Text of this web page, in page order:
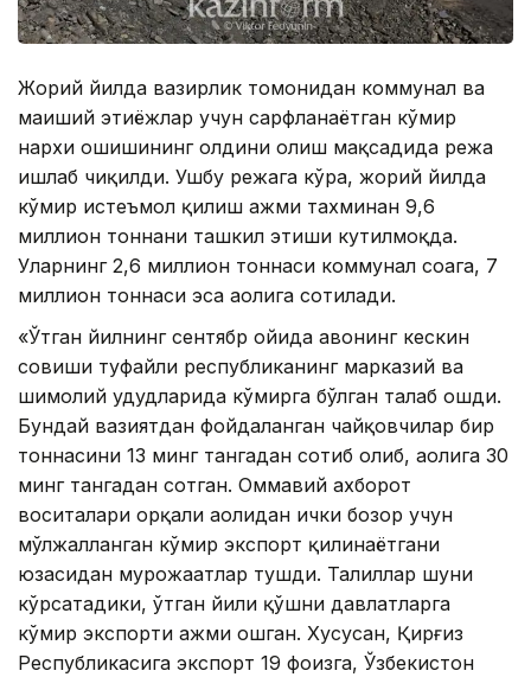
Жорий йилда вазирлик томонидан коммунал ва
маиший эҳтиёжлар учун сарфланаётган кўмир
нархи ошишининг олдини олиш мақсадида режа
ишлаб чиқилди. Ушбу режага кўра, жорий йилда
кўмир истеъмол қилиш ҳажми тахминан 9,6
миллион тоннани ташкил этиши кутилмоқда.
Уларнинг 2,6 миллион тоннаси коммунал соҳага, 7
миллион тоннаси эса аҳолига сотилади.
«Ўтган йилнинг сентябр ойида ҳавонинг кескин
совиши туфайли республиканинг марказий ва
шимолий ҳудудларида кўмирга бўлган талаб ошди.
Бундай вазиятдан фойдаланган чайқовчилар бир
тоннасини 13 минг тангадан сотиб олиб, аҳолига 30
минг тангадан сотган. Оммавий ахборот
воситалари орқали аҳолидан ички бозор учун
мўлжалланган кўмир экспорт қилинаётгани
юзасидан мурожаатлар тушди. Таҳлиллар шуни
кўрсатадики, ўтган йили қўшни давлатларга
кўмир экспорти ҳажми ошган. Хусусан, Қирғиз
Республикасига экспорт 19 фоизга, Ўзбекистон